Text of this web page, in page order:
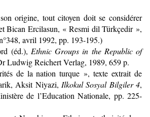
origine, tout citoyen doit se considérer
Bican Ercilasun, « Resmi dil Türkçedir »,
avril 1992, pp. 193-195.)
(éd.), Ethnic Groups in the Republic of
Ludwig Reichert Verlag, 1989, 659 p.
de la nation turque », texte extrait de
Aksit Niyazi, Ilkokul Sosyal Bilgiler 4,
de l’Education Nationale, pp. 225-